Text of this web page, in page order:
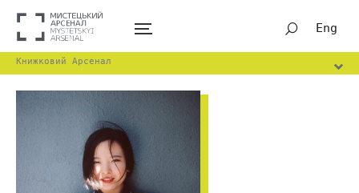
Eng
Книжковий Арсенал